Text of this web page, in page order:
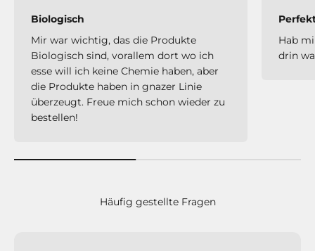
Biologisch
Mir war wichtig, das die Produkte
Biologisch sind, vorallem dort wo ich
esse will ich keine Chemie haben, aber
die Produkte haben in gnazer Linie
überzeugt. Freue mich schon wieder zu
bestellen!
Hab
drin
Häufig gestellte Fragen